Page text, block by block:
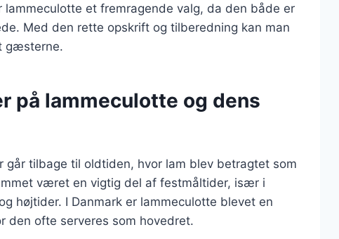
et fremragende valg, da den både er
Med den rette opskrift og tilberedning kan man
gæsterne.
på lammeculotte og dens
går tilbage til oldtiden, hvor lam blev betragtet som
været en vigtig del af festmåltider, især i
højtider. I Danmark er lammeculotte blevet en
den ofte serveres som hovedret.